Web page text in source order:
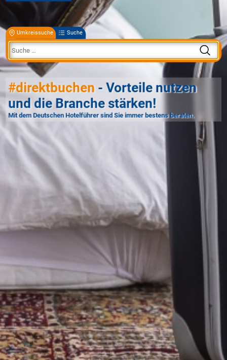
Umkreissuche Suche
#direktbuchen - Vorteile nutzen
und die Branche stärken!
Mit dem Deutschen Hotelführer sind Sie immer bestens beraten.